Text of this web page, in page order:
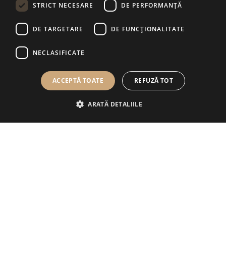
Emailul dumneavoastr
Numarul dumneavoastra de telefon
STRICT NECESARE DE PERFORMANȚĂ
DE TARGETARE DE FUNCŢIONALITATE
NECLASIFICATE
ACCEPTĂ TOATE REFUZĂ TOT
ARATĂ DETALIILE